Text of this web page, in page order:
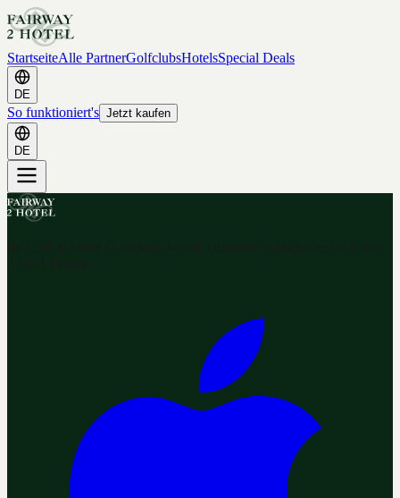
StartseiteAlle PartnerGolfclubsHotelsSpecial Deals
DE
So funktioniert's Jetzt kaufen
DE